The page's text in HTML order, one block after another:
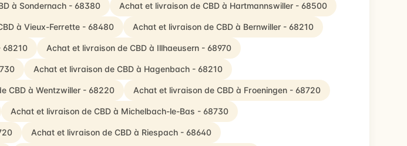
à Sondernach - 68380 Achat et livraison de CBD à Hartmannswiller - 68500
à Vieux-Ferrette - 68480 Achat et livraison de CBD à Bernwiller - 68210
68210 Achat et livraison de CBD à Illhaeusern - 68970
Achat et livraison de CBD à Hagenbach - 68210
CBD à Wentzwiller - 68220 Achat et livraison de CBD à Froeningen - 68720
Achat et livraison de CBD à Michelbach-le-Bas - 68730
Achat et livraison de CBD à Riespach - 68640